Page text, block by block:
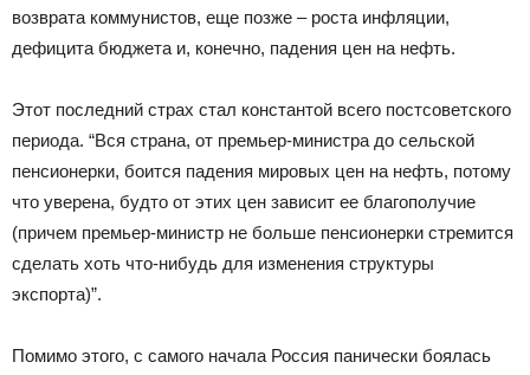
возврата коммунистов, еще позже – роста инфляции,
дефицита бюджета и, конечно, падения цен на нефть.
Этот последний страх стал константой всего постсоветского
периода. “Вся страна, от премьер-министра до сельской
пенсионерки, боится падения мировых цен на нефть, потому
что уверена, будто от этих цен зависит ее благополучие
(причем премьер-министр не больше пенсионерки стремится
сделать хоть что-нибудь для изменения структуры
экспорта)”.
Помимо этого, с самого начала Россия панически боялась